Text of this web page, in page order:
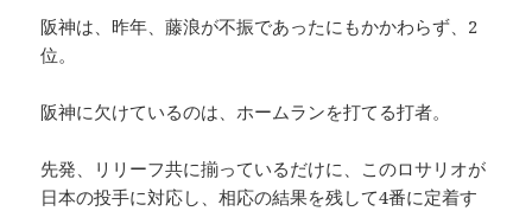
阪神は、昨年、藤浪が不振であったにもかかわらず、2
位。
阪神に欠けているのは、ホームランを打てる打者。
先発、リリーフ共に揃っているだけに、このロサリオが
日本の投手に対応し、相応の結果を残して4番に定着す